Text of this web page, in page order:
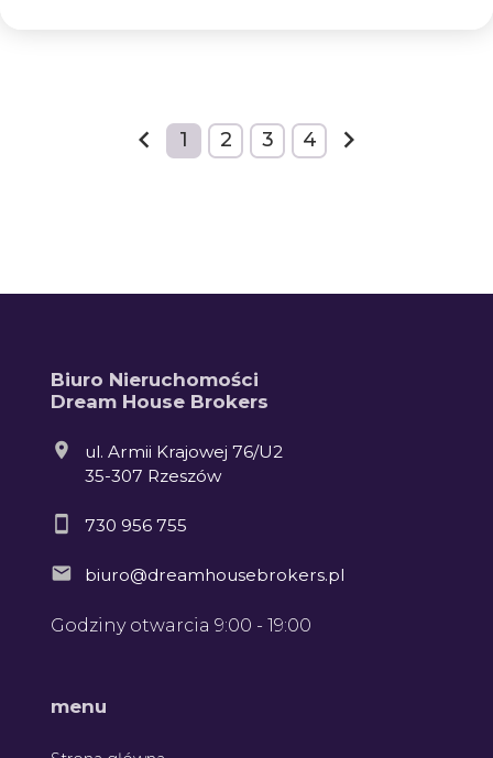
5
4
prev
1 2 3 4
next
Biuro Nieruchomości
Dream House Brokers
ul. Armii Krajowej 76/U2
35-307 Rzeszów
730 956 755
biuro@dreamhousebrokers.pl
Godziny otwarcia 9:00 - 19:00
menu